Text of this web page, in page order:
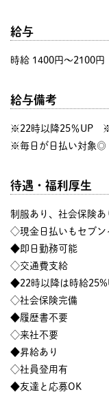
給与
時給 1400円〜2100円
給与備考
※22時以降25％UP ※
※毎日が日払い対象◎
待遇・福利厚生
制服あり、社会保険
◇現金日払いもセブン
◆即日勤務可能
◇交通費支給
◆22時以降は時給
◇社会保険完備
◆履歴書不要
◇来社不要
◆昇給あり
◇社員登用有
◆友達と応募OK